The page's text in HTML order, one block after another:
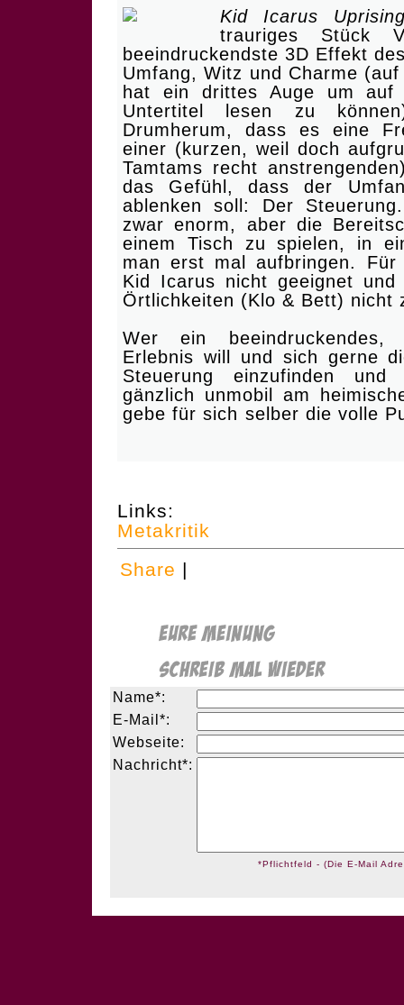
Kid Icarus
trauriges Stück
beeindruckendste 3D Effekt
Umfang, Witz und Charme
hat ein drittes Auge um auf
Untertitel lesen zu
Drumherum, dass es eine
einer (kurzen, weil doch
Tamtams recht
das Gefühl, dass der
ablenken soll: Der
zwar enorm, aber die
einem Tisch zu spielen, in
man erst mal aufbringen.
Kid Icarus nicht geeignet
Örtlichkeiten (Klo & Bett) nicht
Wer ein beeindruckendes,
Erlebnis will und sich gerne
Steuerung einzufinden
gänzlich unmobil am
gebe für sich selber die volle
Links:
Metakritik
Share |
Name*:
E-Mail*:
Webseite:
Nachricht*:
*Pflichtfeld - (Die E-Mail